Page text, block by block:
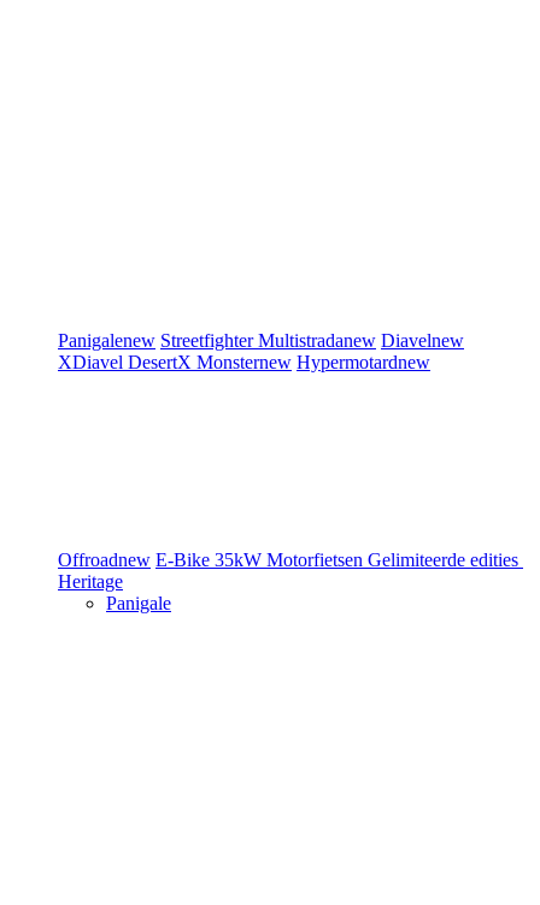
Panigalenew StreetfighterMultistradanew Diavelnew
XDiavel DesertX Monsternew Hypermotardnew
Offroadnew E-Bike 35kW Motorfietsen Gelimiteerde edities
Heritage
Panigale